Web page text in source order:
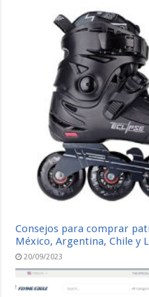
Consejos para comprar
México, Argentina, Chile y
20/09/2023